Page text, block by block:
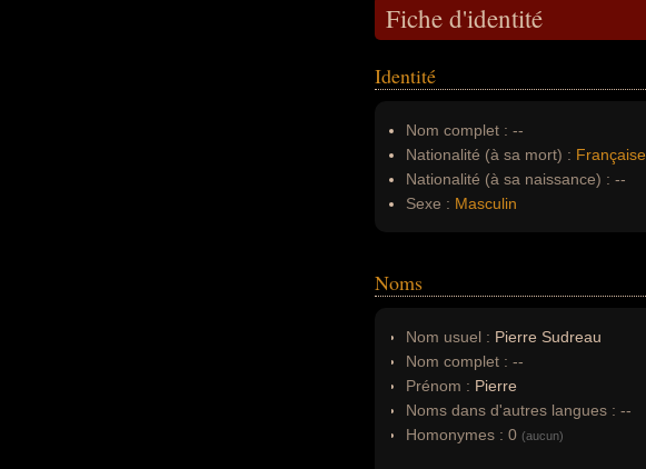
Fiche d'identité
Identité
Nom complet : --
Nationalité (à sa mort) : Française
Nationalité (à sa naissance) : --
Sexe : Masculin
Noms
Nom usuel : Pierre Sudreau
Nom complet : --
Prénom : Pierre
Noms dans d'autres langues : --
Homonymes : 0 (aucun)